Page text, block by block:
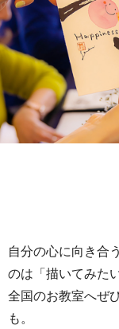
自分の心に向き合
のは「描いてみた
全国のお教室へぜ
も。